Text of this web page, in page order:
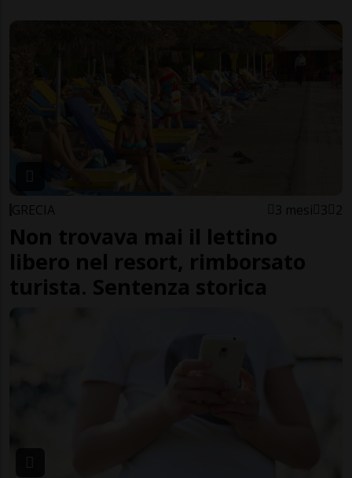
GRECIA 3 mesi 3 2
Non trovava mai il lettino
libero nel resort, rimborsato
turista. Sentenza storica